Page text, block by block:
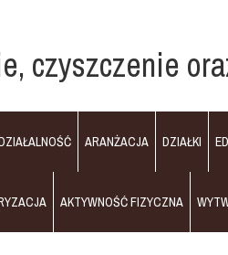
czyszczenie
ARANŻACJA DZIAŁKI
AKTYWNOŚĆ FIZYCZNA